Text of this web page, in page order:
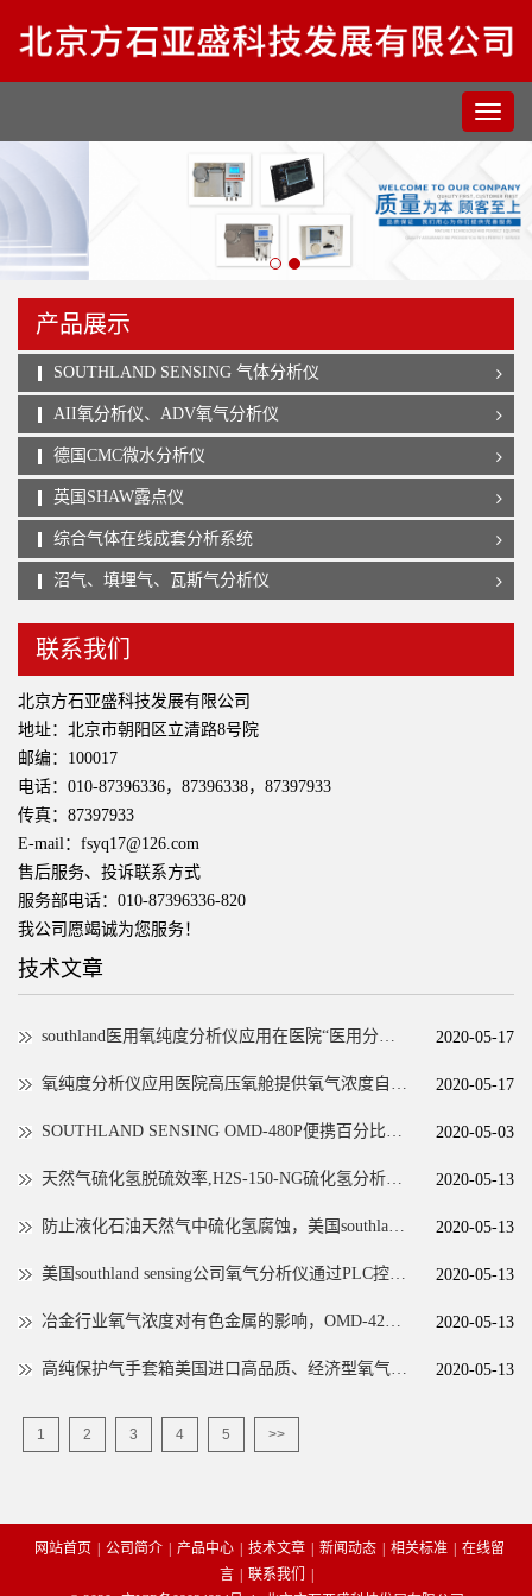
产品展示
SOUTHLAND SENSING 气体分析仪
AII氧分析仪、ADV氧气分析仪
德国CMC微水分析仪
英国SHAW露点仪
综合气体在线成套分析系统
沼气、填埋气、瓦斯气分析仪
联系我们
北京方石亚盛科技发展有限公司
地址：北京市朝阳区立清路8号院
邮编：100017
电话：010-87396336，87396338，87397933
传真：87397933
E-mail：fsyq17@126.com
售后服务、投诉联系方式
服务部电话：010-87396336-820
我公司愿竭诚为您服务！
技术文章
2020-05-17
2020-05-17
2020-05-03
2020-05-13
2020-05-13
2020-05-13
2020-05-13
2020-05-13
1 2 3 4 5 >>
网站首页 | 公司简介 | 产品中心 | 技术文章 | 新闻动态 | 相关标准 | 在线留
言 | 联系我们
|